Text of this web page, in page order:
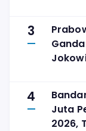
3
4
Juta
2026,